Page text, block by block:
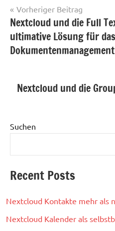
Beitragsnavigation
Vorheriger Beitrag
Nextcloud und die Full
ultimative Lösung für das
Dokumentenmanagement
Nextcloud und die
Suchen
Recent Posts
Nextcloud Kontakte mehr als
Nextcloud Kalender als